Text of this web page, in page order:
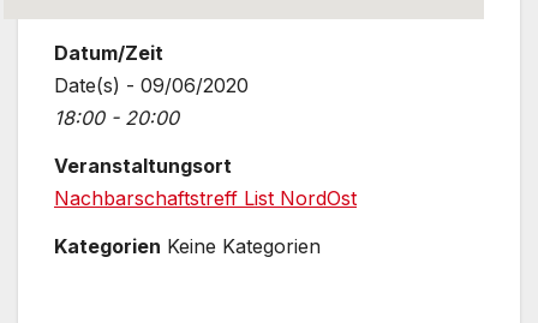
Datum/Zeit
Date(s) - 09/06/2020
18:00 - 20:00
Veranstaltungsort
Nachbarschaftstreff List NordOst
Kategorien Keine Kategorien